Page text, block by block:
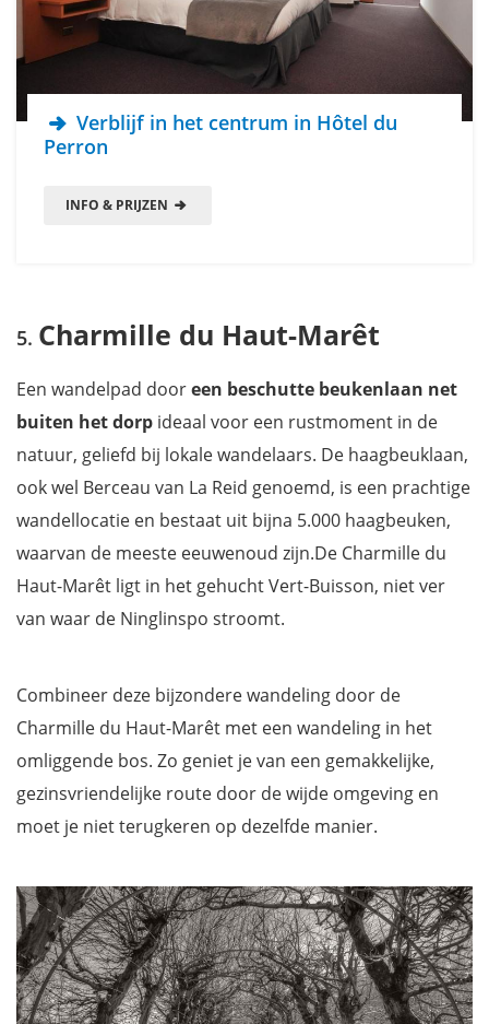
Verblijf in het centrum in Hôtel du
Perron
INFO & PRIJZEN
Charmille du Haut-Marêt
Een wandelpad dooreen beschutte beukenlaan net
buiten het dorp ideaal voor een rustmoment in de
natuur, geliefd bij lokale wandelaars. De haagbeuklaan,
ook wel Berceau van La Reid genoemd, is een prachtige
wandellocatie en bestaat uit bijna 5.000 haagbeuken,
waarvan de meeste eeuwenoud zijn.De Charmille du
Haut-Marêt ligt in het gehucht Vert-Buisson, niet ver
van waar de Ninglinspo stroomt.
Combineer deze bijzondere wandeling door de
Charmille du Haut-Marêt met een wandeling in het
omliggende bos. Zo geniet je van een gemakkelijke,
gezinsvriendelijke route door de wijde omgeving en
moet je niet terugkeren op dezelfde manier.